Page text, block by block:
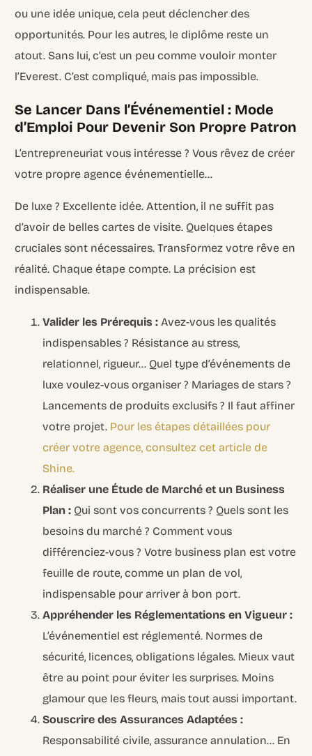
ou une idée unique, cela peut déclencher des
opportunités. Pour les autres, le diplôme reste un
atout. Sans lui, c’est un peu comme vouloir monter
l’Everest. C’est compliqué, mais pas impossible.
Se Lancer Dans l’Événementiel : Mode
d’Emploi Pour Devenir Son Propre Patron
L’entrepreneuriat vous intéresse ? Vous rêvez de créer
votre propre agence événementielle…
De luxe ? Excellente idée. Attention, il ne suffit pas
d’avoir de belles cartes de visite. Quelques étapes
cruciales sont nécessaires. Transformez votre rêve en
réalité. Chaque étape compte. La précision est
indispensable.
Valider les Prérequis : Avez-vous les qualités
indispensables ? Résistance au stress,
relationnel, rigueur… Quel type d’événements de
luxe voulez-vous organiser ? Mariages de stars ?
Lancements de produits exclusifs ? Il faut affiner
votre projet. Pour les étapes détaillées pour
créer votre agence, consultez cet article de
Shine.
Réaliser une Étude de Marché et un Business
Plan : Qui sont vos concurrents ? Quels sont les
besoins du marché ? Comment vous
différenciez-vous ? Votre business plan est votre
feuille de route, comme un plan de vol,
indispensable pour arriver à bon port.
Appréhender les Réglementations en Vigueur :
L’événementiel est réglementé. Normes de
sécurité, licences, obligations légales. Mieux vaut
être au point pour éviter les surprises. Moins
glamour que les fleurs, mais tout aussi important.
Souscrire des Assurances Adaptées :
Responsabilité civile, assurance annulation… En